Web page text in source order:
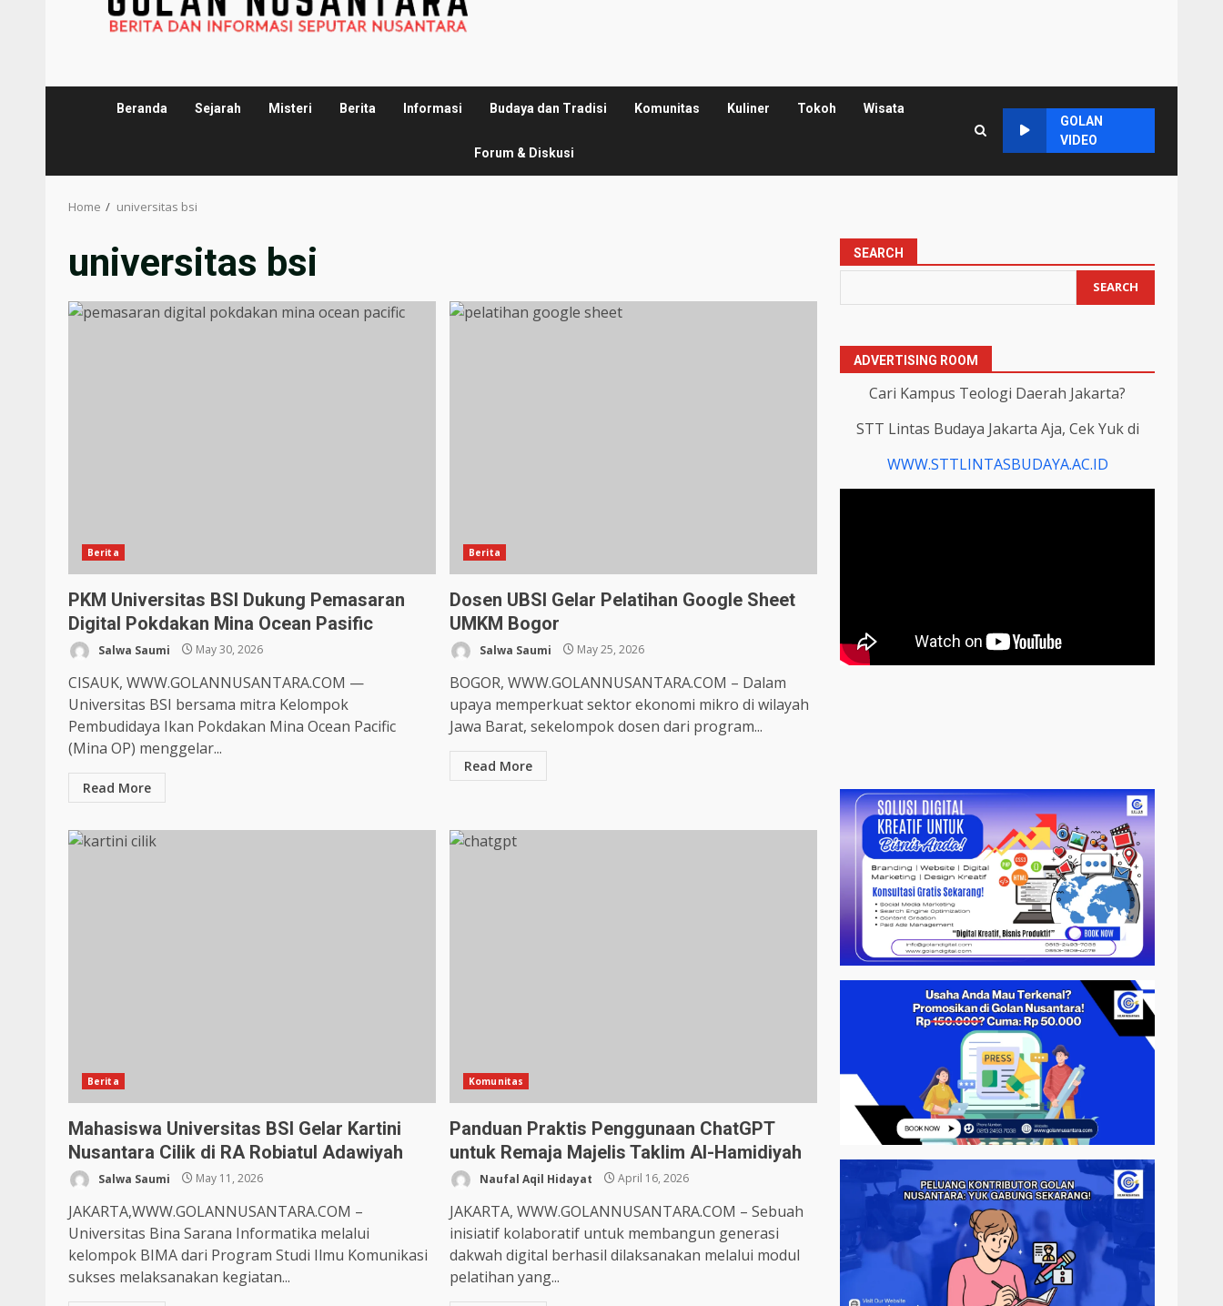
Beranda Sejarah Misteri Berita Informasi Budaya dan Tradisi Komunitas Kuliner Tokoh Wisata
Forum & Diskusi
GOLAN
VIDEO
Home universitas bsi
universitas bsi
Berita
PKM Universitas BSI Dukung Pemasaran
Digital Pokdakan Mina Ocean Pasific
Salwa Saumi May 30, 2026
CISAUK, WWW.GOLANNUSANTARA.COM —
Universitas BSI bersama mitra Kelompok
Pembudidaya Ikan Pokdakan Mina Ocean Pacific
(Mina OP) menggelar...
Read More
Berita
Dosen UBSI Gelar Pelatihan Google Sheet
UMKM Bogor
Salwa Saumi May 25, 2026
BOGOR, WWW.GOLANNUSANTARA.COM – Dalam
upaya memperkuat sektor ekonomi mikro di wilayah
Jawa Barat, sekelompok dosen dari program...
Read More
Berita
Mahasiswa Universitas BSI Gelar Kartini
Nusantara Cilik di RA Robiatul Adawiyah
Salwa Saumi May 11, 2026
JAKARTA,WWW.GOLANNUSANTARA.COM –
Universitas Bina Sarana Informatika melalui
kelompok BIMA dari Program Studi Ilmu Komunikasi
sukses melaksanakan kegiatan...
Komunitas
Panduan Praktis Penggunaan ChatGPT
untuk Remaja Majelis Taklim Al-Hamidiyah
Naufal Aqil Hidayat April 16, 2026
JAKARTA, WWW.GOLANNUSANTARA.COM – Sebuah
inisiatif kolaboratif untuk membangun generasi
dakwah digital berhasil dilaksanakan melalui modul
pelatihan yang...
SEARCH
SEARCH
ADVERTISING ROOM
Cari Kampus Teologi Daerah Jakarta?
STT Lintas Budaya Jakarta Aja, Cek Yuk di
WWW.STTLINTASBUDAYA.AC.ID